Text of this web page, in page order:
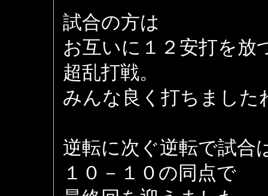
試合の方は
お互いに１２安打を放
超乱打戦。
みんな良く打ちました
逆転に次ぐ逆転で試合
１０－１０の同点で